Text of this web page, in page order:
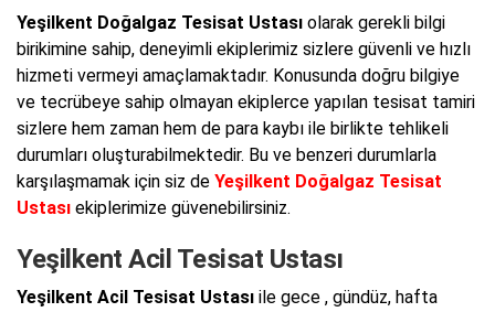
Yeşilkent Doğalgaz Tesisat Ustası olarak gerekli bilgi
birikimine sahip, deneyimli ekiplerimiz sizlere güvenli ve hızlı
hizmeti vermeyi amaçlamaktadır. Konusunda doğru bilgiye
ve tecrübeye sahip olmayan ekiplerce yapılan tesisat tamiri
sizlere hem zaman hem de para kaybı ile birlikte tehlikeli
durumları oluşturabilmektedir. Bu ve benzeri durumlarla
karşılaşmamak için siz de Yeşilkent Doğalgaz Tesisat
Ustası ekiplerimize güvenebilirsiniz.
Yeşilkent Acil Tesisat Ustası
Yeşilkent Acil Tesisat Ustası ile gece , gündüz, hafta